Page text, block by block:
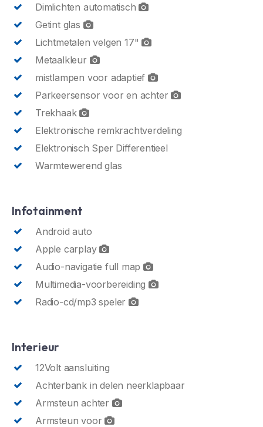
Dimlichten automatisch
Getint glas
Lichtmetalen velgen 17"
Metaalkleur
mistlampen voor adaptief
Parkeersensor voor en achter
Trekhaak
Elektronische remkrachtverdeling
Elektronisch Sper Differentieel
Warmtewerend glas
Infotainment
Android auto
Apple carplay
Audio-navigatie full map
Multimedia-voorbereiding
Radio-cd/mp3 speler
Interieur
12Volt aansluiting
Achterbank in delen neerklapbaar
Armsteun achter
Armsteun voor